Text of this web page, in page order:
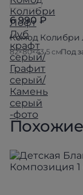
6 990 ₽
Комод Колибри
82×80×43.5 смПод